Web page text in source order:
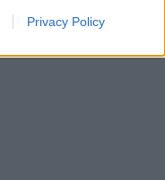
Privacy Policy